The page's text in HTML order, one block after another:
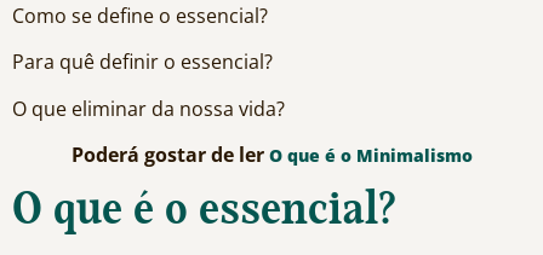
Como se define o essencial?
Para quê definir o essencial?
O que eliminar da nossa vida?
Poderá gostar de ler O que é o Minimalismo
O que é o essencial?